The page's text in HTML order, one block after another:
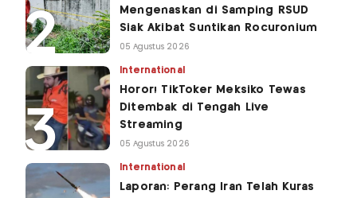
Mengenaskan di Samping RSUD
Siak Akibat Suntikan Rocuronium
05 Agustus 2026
International
Horor! TikToker Meksiko Tewas
Ditembak di Tengah Live
Streaming
05 Agustus 2026
International
Laporan: Perang Iran Telah Kuras